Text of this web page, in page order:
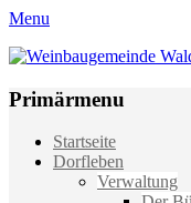
Menu
Weinbaugemeinde
Primärmenu
Weiter
zum
Startseite
Dorfleben
Verwaltung